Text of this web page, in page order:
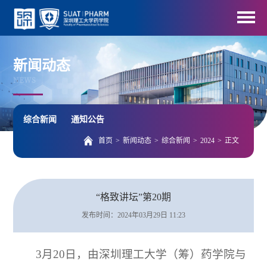
新闻动态
NEWS
综合新闻 通知公告
首页 > 新闻动态 > 综合新闻 > 2024 > 正文
“格致讲坛”第20期
发布时间：2024年03月29日 11:23
3月20日，由深圳理工大学（筹）药学院与